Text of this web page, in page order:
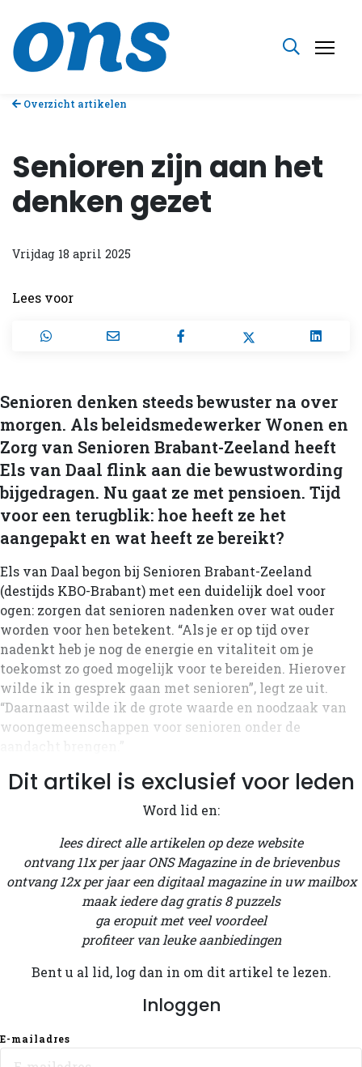
Overzicht artikelen
Senioren zijn aan het
denken gezet
Vrijdag 18 april 2025
Lees voor
Senioren denken steeds bewuster na over
morgen. Als beleidsmedewerker Wonen en
Zorg van Senioren Brabant-Zeeland heeft
Els van Daal flink aan die bewustwording
bijgedragen. Nu gaat ze met pensioen. Tijd
voor een terugblik: hoe heeft ze het
aangepakt en wat heeft ze bereikt?
Els van Daal begon bij Senioren Brabant-Zeeland
(destijds KBO-Brabant) met een duidelijk doel voor
ogen: zorgen dat senioren nadenken over wat ouder
worden voor hen betekent. “Als je er op tijd over
nadenkt heb je nog de energie en vitaliteit om je
toekomst zo goed mogelijk voor te bereiden. Hierover
wilde ik in gesprek gaan met senioren”, legt ze uit.
“Daarnaast wilde ik de grote waarde en noodzaak van
woongemeenschappen voor senioren onder de
Dit artikel is exclusief voor leden
Word lid en:
lees direct alle artikelen op deze website
ontvang 11x per jaar ONS Magazine in de brievenbus
ontvang 12x per jaar een digitaal magazine in uw mailbox
maak iedere dag gratis 8 puzzels
ga eropuit met veel voordeel
profiteer van leuke aanbiedingen
Bent u al lid, log dan in om dit artikel te lezen.
Inloggen
E-mailadres